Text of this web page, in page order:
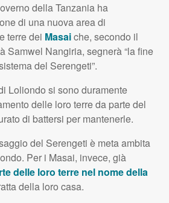
della Tanzania ha
di una nuova area di
terre dei Masaiche, secondo il
Samwel Nangiria, segnerà “la fine
del Serengeti”.
Loliondo si sono duramente
delle loro terre da parte del
di battersi per mantenerle.
del Serengeti è meta ambita
Per i Masai, invece, già
delle loro terre nel nome della
della loro casa.